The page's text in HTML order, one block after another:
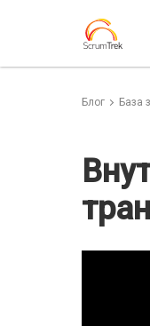
Блог База